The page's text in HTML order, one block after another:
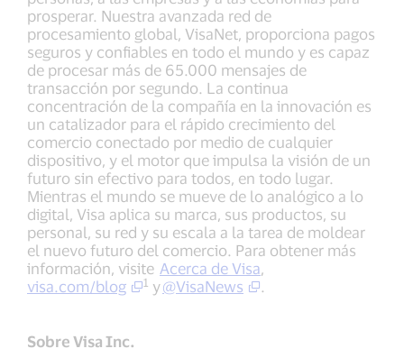
prosperar. Nuestra avanzada red de
procesamiento global, VisaNet, proporciona pagos
seguros y confiables en todo el mundo y es capaz
de procesar más de 65.000 mensajes de
transacción por segundo. La continua
concentración de la compañía en la innovación es
un catalizador para el rápido crecimiento del
comercio conectado por medio de cualquier
dispositivo, y el motor que impulsa la visión de un
futuro sin efectivo para todos, en todo lugar.
Mientras el mundo se mueve de lo analógico a lo
digital, Visa aplica su marca, sus productos, su
personal, su red y su escala a la tarea de moldear
el nuevo futuro del comercio. Para obtener más
información, visite Acerca de Visa,
visa.com/blog
1 y@VisaNews .
Sobre Visa Inc.